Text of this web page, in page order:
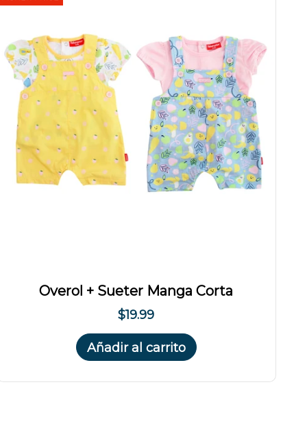
Overol + Sueter Manga Corta
$19.99
Añadir al carrito